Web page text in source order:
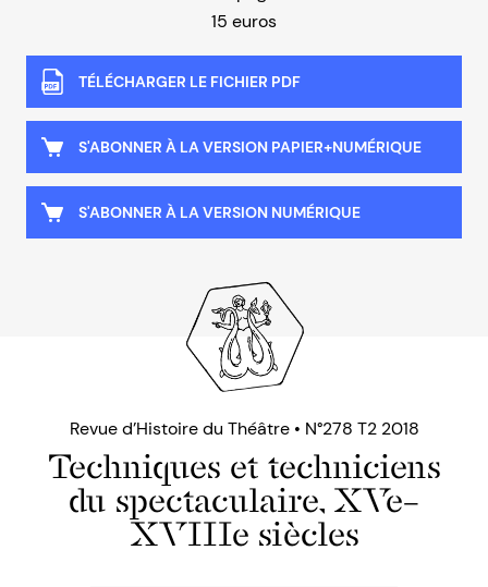
15 euros
TÉLÉCHARGER LE FICHIER PDF
S'ABONNER À LA VERSION PAPIER+NUMÉRIQUE
S'ABONNER À LA VERSION NUMÉRIQUE
Revue d’Histoire du Théâtre • N°278 T2 2018
Techniques et techniciens
du spectaculaire, XVe–
XVIIIe siècles